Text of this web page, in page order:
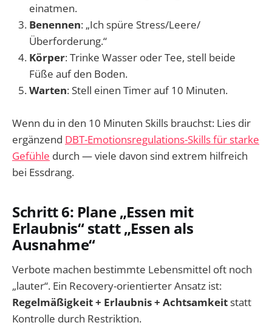
einatmen.
Benennen: „Ich spüre Stress/Leere/
Überforderung.“
Körper: Trinke Wasser oder Tee, stell beide
Füße auf den Boden.
Warten: Stell einen Timer auf 10 Minuten.
Wenn du in den 10 Minuten Skills brauchst: Lies dir
ergänzend DBT-Emotionsregulations-Skills für starke
Gefühle durch — viele davon sind extrem hilfreich
bei Essdrang.
Schritt 6: Plane „Essen mit
Erlaubnis“ statt „Essen als
Ausnahme“
Verbote machen bestimmte Lebensmittel oft noch
„lauter“. Ein Recovery-orientierter Ansatz ist:
Regelmäßigkeit + Erlaubnis + Achtsamkeitstatt
Kontrolle durch Restriktion.